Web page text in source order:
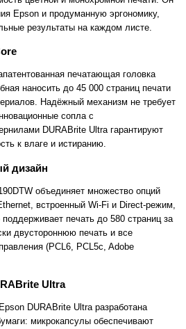
Epson и продуманную эргономику,
результаты на каждом листе.
печатающая головка
наносить до 45 000 страниц печати
Надёжный механизм не требует
сопла с
DURABrite Ultra гарантируют
к влаге и истиранию.
дизайн
объединяет множество опций
встроенный Wi-Fi и Direct-режим,
печать до 580 страниц за
двустороннюю печать и все
(PCL6, PCL5c, Adobe
Ultra
DURABrite Ultra разработана
микрокапсулы обеспечивают